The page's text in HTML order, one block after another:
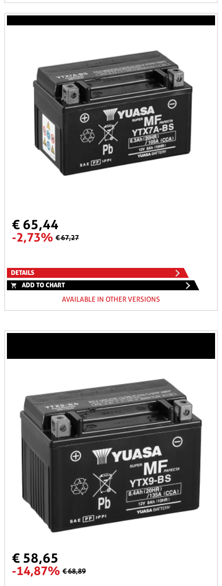
€ 65,44
-2,73% € 67,27
DETAILS
ADD TO CHART
AVAILABLE IN OTHER VERSIONS
€ 58,65
-14,87% € 68,89